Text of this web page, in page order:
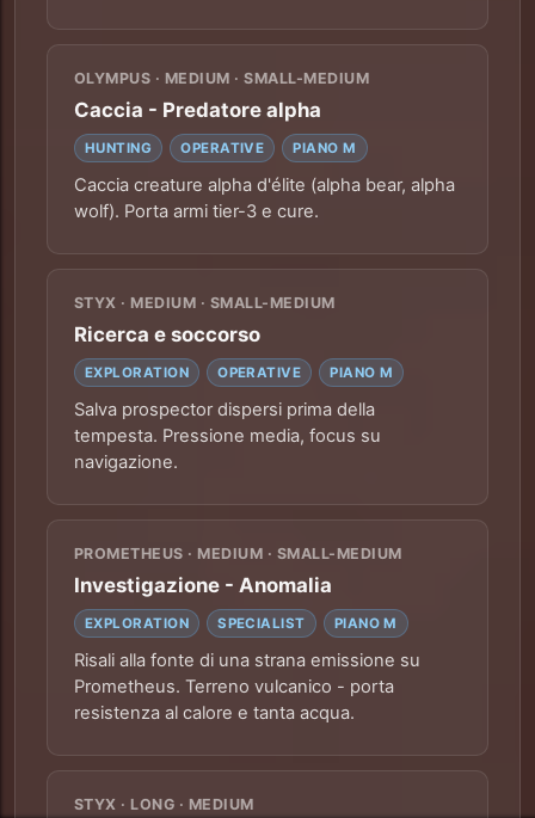
OLYMPUS · MEDIUM · SMALL-MEDIUM
Caccia - Predatore alpha
HUNTING OPERATIVE PIANO M
Caccia creature alpha d'élite (alpha bear, alpha
wolf). Porta armi tier-3 e cure.
STYX · MEDIUM · SMALL-MEDIUM
Ricerca e soccorso
EXPLORATION OPERATIVE PIANO M
Salva prospector dispersi prima della
tempesta. Pressione media, focus su
navigazione.
PROMETHEUS · MEDIUM · SMALL-MEDIUM
Investigazione - Anomalia
EXPLORATION SPECIALIST PIANO M
Risali alla fonte di una strana emissione su
Prometheus. Terreno vulcanico - porta
resistenza al calore e tanta acqua.
STYX · LONG · MEDIUM